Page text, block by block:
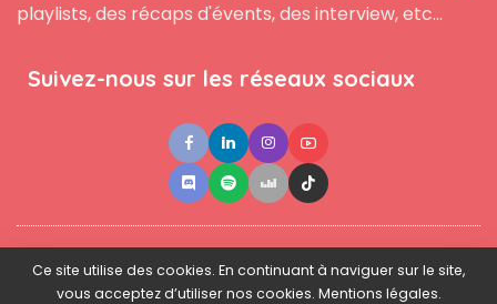
playlists, des récaps d'évents, des interview, etc...
Suivez-nous sur les réseaux sociaux
Contact ●Newsletter ● L'équipe ● Mentions légales
Ce site utilise des cookies. En continuant à naviguer sur le site,
vous acceptez d’utiliser nos cookies. Mentions légales.